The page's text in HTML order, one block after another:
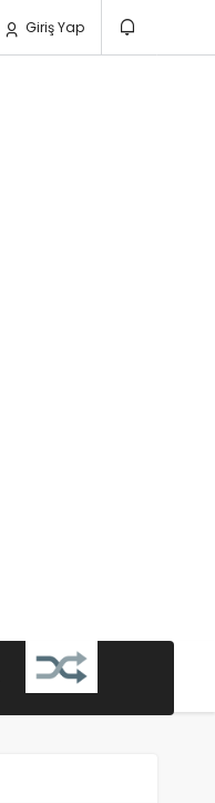
Giriş Yap